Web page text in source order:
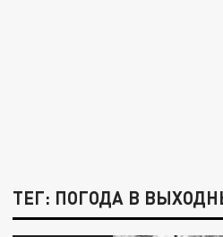
ТЕГ: ПОГОДА В